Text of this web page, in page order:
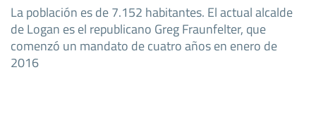
La población es de 7.152 habitantes. El actual alcalde
de Logan es el republicano Greg Fraunfelter, que
comenzó un mandato de cuatro años en enero de
2016